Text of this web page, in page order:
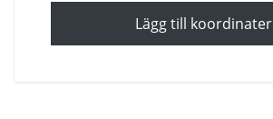
Lägg till koordinater